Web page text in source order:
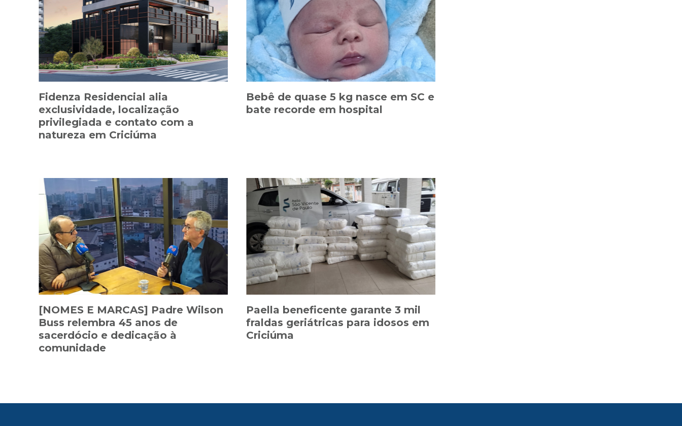
Fidenza Residencial alia
exclusividade, localização
privilegiada e contato com a
natureza em Criciúma
Bebê de quase 5 kg nasce em SC e
bate recorde em hospital
[NOMES E MARCAS] Padre Wilson
Buss relembra 45 anos de
sacerdócio e dedicação à
comunidade
Paella beneficente garante 3 mil
fraldas geriátricas para idosos em
Criciúma